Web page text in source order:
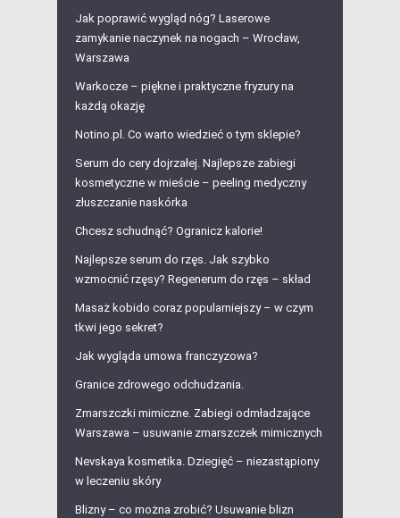
Jak poprawić wygląd nóg? Laserowe
zamykanie naczynek na nogach – Wrocław,
Warszawa
Warkocze – piękne i praktyczne fryzury na
każdą okazję
Notino.pl. Co warto wiedzieć o tym sklepie?
Serum do cery dojrzałej. Najlepsze zabiegi
kosmetyczne w mieście – peeling medyczny
złuszczanie naskórka
Chcesz schudnąć? Ogranicz kalorie!
Najlepsze serum do rzęs. Jak szybko
wzmocnić rzęsy? Regenerum do rzęs – skład
Masaż kobido coraz popularniejszy – w czym
tkwi jego sekret?
Jak wygląda umowa franczyzowa?
Granice zdrowego odchudzania.
Zmarszczki mimiczne. Zabiegi odmładzające
Warszawa – usuwanie zmarszczek mimicznych
Nevskaya kosmetika. Dziegięć – niezastąpiony
w leczeniu skóry
Blizny – co można zrobić? Usuwanie blizn